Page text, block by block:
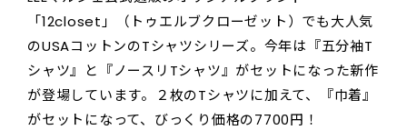
「12closet」（トゥエルブクローゼット）でも大人気
のUSAコットンのTシャツシリーズ。今年は『五分袖T
シャツ』と『ノースリTシャツ』がセットになった新作
が登場しています。２枚のTシャツに加えて、『巾着』
がセットになって、びっくり価格の7700円！